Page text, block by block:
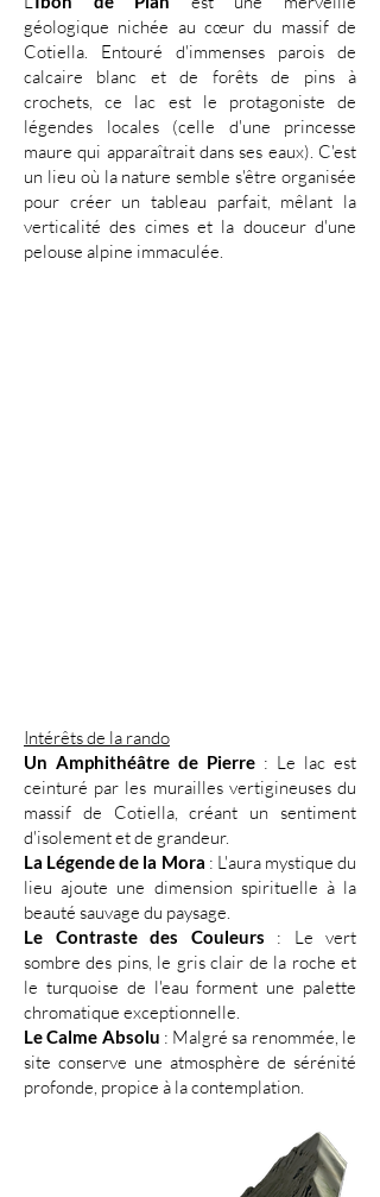
géologique nichée au cœur du massif de
Cotiella. Entouré d'immenses parois de
calcaire blanc et de forêts de pins à
crochets, ce lac est le protagoniste de
légendes locales (celle d'une princesse
maure qui apparaîtrait dans ses eaux). C'est
un lieu où la nature semble s'être organisée
pour créer un tableau parfait, mêlant la
verticalité des cimes et la douceur d'une
pelouse alpine immaculée.
Intérêts de la rando
Un Amphithéâtre de Pierre : Le lac est
ceinturé par les murailles vertigineuses du
massif de Cotiella, créant un sentiment
d'isolement et de grandeur.
La Légende de la Mora : L'aura mystique du
lieu ajoute une dimension spirituelle à la
beauté sauvage du paysage.
Le Contraste des Couleurs : Le vert
sombre des pins, le gris clair de la roche et
le turquoise de l'eau forment une palette
chromatique exceptionnelle.
Le Calme Absolu : Malgré sa renommée, le
site conserve une atmosphère de sérénité
profonde, propice à la contemplation.